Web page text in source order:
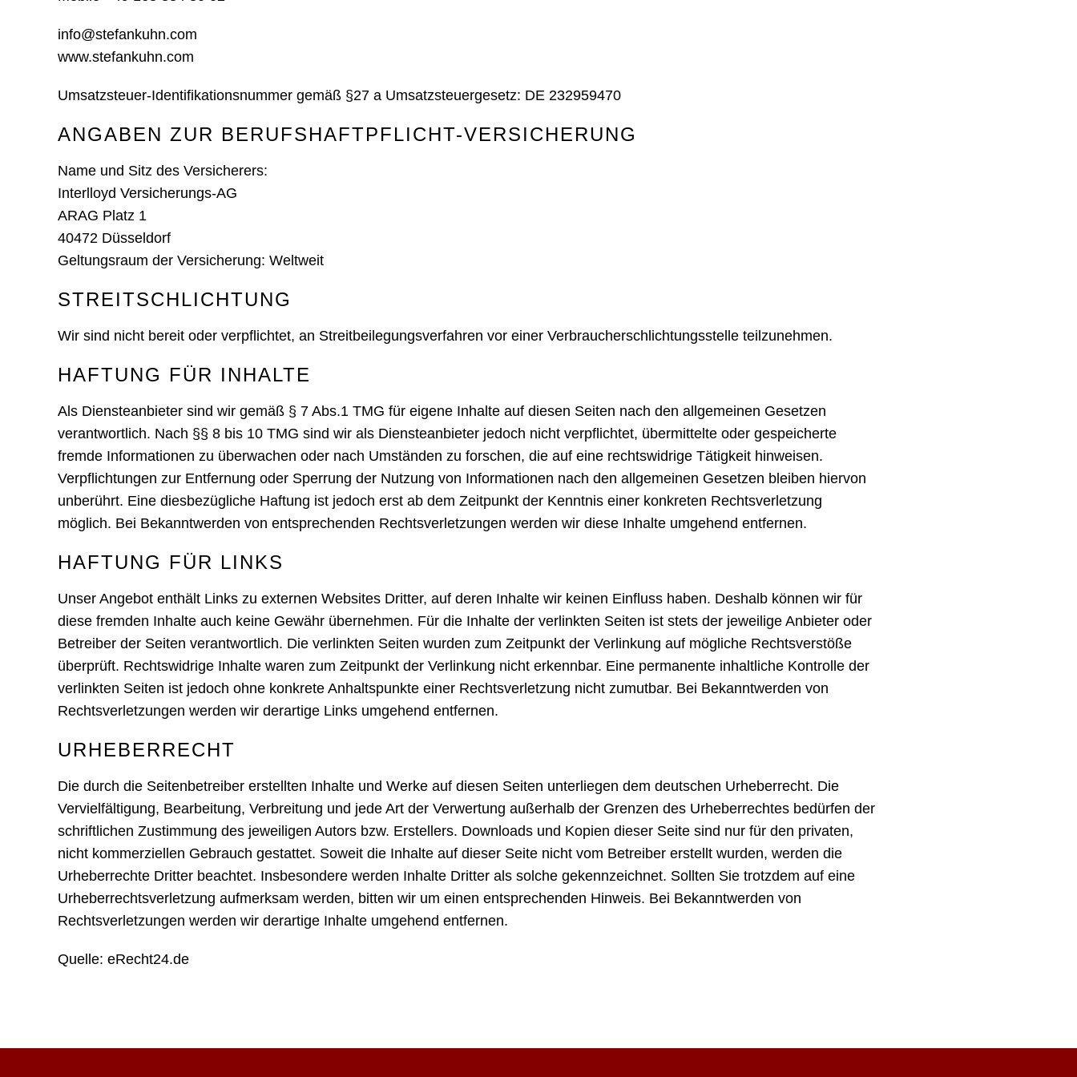
info@stefankuhn.com
www.stefankuhn.com
Umsatzsteuer-Identifikationsnummer gemäß §27 a Umsatzsteuergesetz: DE 232959470
ANGABEN ZUR BERUFSHAFTPFLICHT-VERSICHERUNG
Name und Sitz des Versicherers:
Interlloyd Versicherungs-AG
ARAG Platz 1
40472 Düsseldorf
Geltungsraum der Versicherung: Weltweit
STREITSCHLICHTUNG
Wir sind nicht bereit oder verpflichtet, an Streitbeilegungsverfahren vor einer Verbraucherschlichtungsstelle teilzunehmen.
HAFTUNG FÜR INHALTE
Als Diensteanbieter sind wir gemäß § 7 Abs.1 TMG für eigene Inhalte auf diesen Seiten nach den allgemeinen Gesetzen
verantwortlich. Nach §§ 8 bis 10 TMG sind wir als Diensteanbieter jedoch nicht verpflichtet, übermittelte oder gespeicherte
fremde Informationen zu überwachen oder nach Umständen zu forschen, die auf eine rechtswidrige Tätigkeit hinweisen.
Verpflichtungen zur Entfernung oder Sperrung der Nutzung von Informationen nach den allgemeinen Gesetzen bleiben hiervon
unberührt. Eine diesbezügliche Haftung ist jedoch erst ab dem Zeitpunkt der Kenntnis einer konkreten Rechtsverletzung
möglich. Bei Bekanntwerden von entsprechenden Rechtsverletzungen werden wir diese Inhalte umgehend entfernen.
HAFTUNG FÜR LINKS
Unser Angebot enthält Links zu externen Websites Dritter, auf deren Inhalte wir keinen Einfluss haben. Deshalb können wir für
diese fremden Inhalte auch keine Gewähr übernehmen. Für die Inhalte der verlinkten Seiten ist stets der jeweilige Anbieter oder
Betreiber der Seiten verantwortlich. Die verlinkten Seiten wurden zum Zeitpunkt der Verlinkung auf mögliche Rechtsverstöße
überprüft. Rechtswidrige Inhalte waren zum Zeitpunkt der Verlinkung nicht erkennbar. Eine permanente inhaltliche Kontrolle der
verlinkten Seiten ist jedoch ohne konkrete Anhaltspunkte einer Rechtsverletzung nicht zumutbar. Bei Bekanntwerden von
Rechtsverletzungen werden wir derartige Links umgehend entfernen.
URHEBERRECHT
Die durch die Seitenbetreiber erstellten Inhalte und Werke auf diesen Seiten unterliegen dem deutschen Urheberrecht. Die
Vervielfältigung, Bearbeitung, Verbreitung und jede Art der Verwertung außerhalb der Grenzen des Urheberrechtes bedürfen der
schriftlichen Zustimmung des jeweiligen Autors bzw. Erstellers. Downloads und Kopien dieser Seite sind nur für den privaten,
nicht kommerziellen Gebrauch gestattet. Soweit die Inhalte auf dieser Seite nicht vom Betreiber erstellt wurden, werden die
Urheberrechte Dritter beachtet. Insbesondere werden Inhalte Dritter als solche gekennzeichnet. Sollten Sie trotzdem auf eine
Urheberrechtsverletzung aufmerksam werden, bitten wir um einen entsprechenden Hinweis. Bei Bekanntwerden von
Rechtsverletzungen werden wir derartige Inhalte umgehend entfernen.
Quelle: eRecht24.de